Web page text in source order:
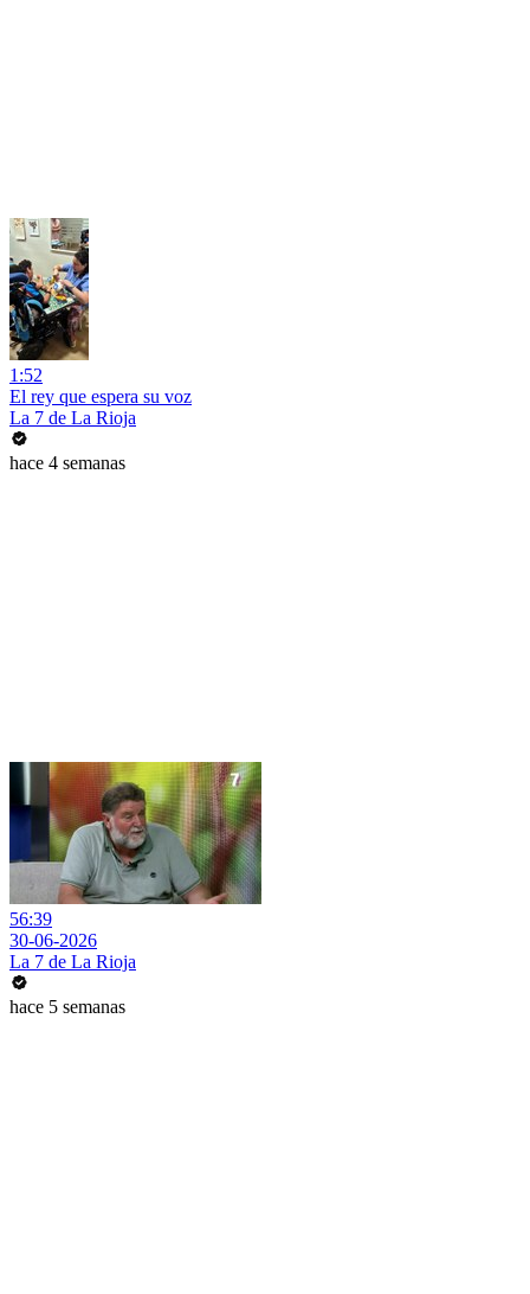
1:52
El rey que espera su voz
La 7 de La Rioja
hace 4 semanas
56:39
30-06-2026
La 7 de La Rioja
hace 5 semanas